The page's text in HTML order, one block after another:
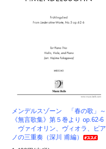
メンデルスゾーン 「春の歌」～
《無言歌集》第５巻より op.62-6
ヴァイオリン、ヴィオラ、ピア
ノの三重奏（深川 甫編）